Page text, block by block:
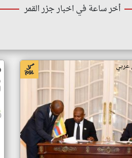
أخر ساعة في اخبار جزر القمر
عربي